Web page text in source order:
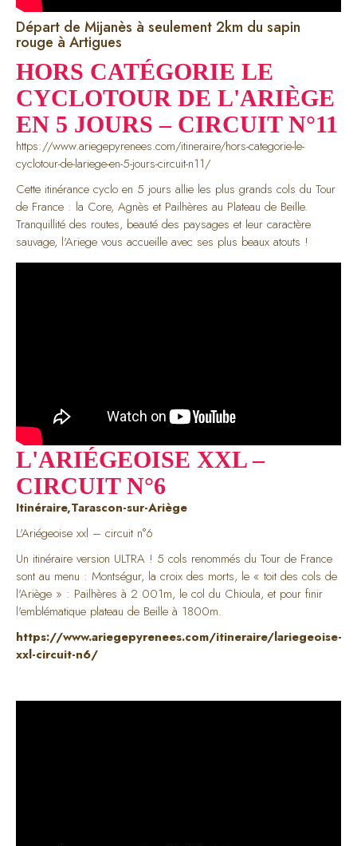
Départ de Mijanès à seulement 2km du sapin
rouge à Artigues
HORS CATÉGORIE LE
CYCLOTOUR DE L'ARIÈGE
EN 5 JOURS – CIRCUIT N°11
https://www.ariegepyrenees.com/itineraire/hors-categorie-le-
cyclotour-de-lariege-en-5-jours-circuit-n11/
Cette itinérance cyclo en 5 jours allie les plus grands cols du Tour
de France : la Core, Agnès et Pailhères au Plateau de Beille.
Tranquillité des routes, beauté des paysages et leur caractère
sauvage, l'Ariege vous accueille avec ses plus beaux atouts !
L'ARIÉGEOISE XXL –
CIRCUIT N°6
Itinéraire,Tarascon-sur-Ariège
L'Ariégeoise xxl – circuit n°6
Un itinéraire version ULTRA ! 5 cols renommés du Tour de France
sont au menu : Montségur, la croix des morts, le « toit des cols de
l'Ariège » : Pailhères à 2 001m, le col du Chioula, et pour finir
l'emblématique plateau de Beille à 1800m.
https://www.ariegepyrenees.com/itineraire/lariegeoise-
xxl-circuit-n6/